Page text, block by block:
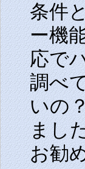
条件
ー機
応で
調べ
いの
まし
お勧